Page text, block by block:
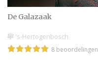
De Galazaak
's-Hertogenbosch
8 beoordelingen